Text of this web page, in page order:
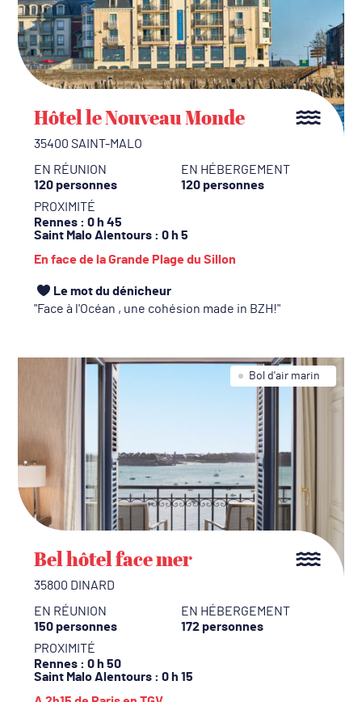
Hôtel le Nouveau Monde
35400 SAINT-MALO
EN RÉUNION
120 personnes
EN HÉBERGEMENT
120 personnes
PROXIMITÉ
Rennes : 0 h 45
Saint Malo Alentours : 0 h 5
En face de la Grande Plage du Sillon
Le mot du dénicheur
Face à l'Océan , une cohésion made in BZH!
Bol d'air marin
Bel hôtel face mer
35800 DINARD
EN RÉUNION
150 personnes
EN HÉBERGEMENT
172 personnes
PROXIMITÉ
Rennes : 0 h 50
Saint Malo Alentours : 0 h 15